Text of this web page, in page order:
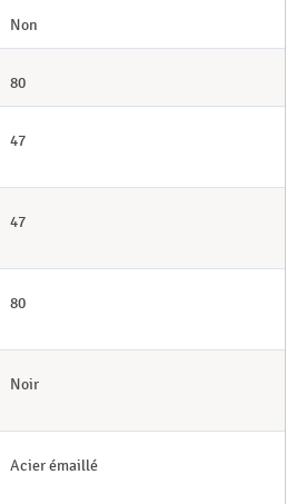
Non
80
47
47
80
Noir
Acier émaillé